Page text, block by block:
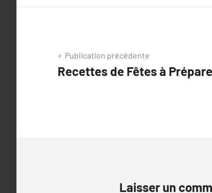
Navigation
de
Publication précédente
Recettes de Fêtes à
Laisser un